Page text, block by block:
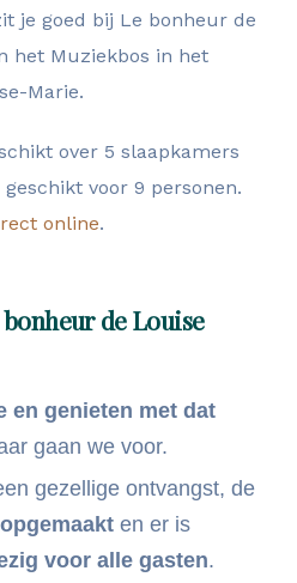
je goed bij Le bonheur de
het Muziekbos in het
Marie.
over 5 slaapkamers
voor 9 personen.
online.
de Louise
en genieten met dat
gaan we voor.
gezellige ontvangst, de
en er is
voor alle gasten.